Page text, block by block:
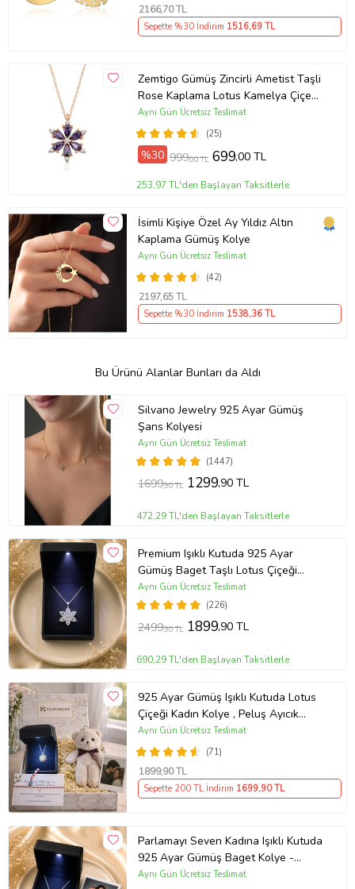
2166,70 TL
Sepette %30 İndirim 1516,69 TL
Zemtigo Gümüş Zincirli Ametist Taşli
Rose Kaplama Lotus Kamelya Çiçeği
Kolye
(25)
Aynı Gün Ücretsiz Teslimat
%30 999,00 TL 699,00 TL
253,97 TL'den Başlayan Taksitlerle
İsimli Kişiye Özel Ay Yıldız Altın
Kaplama Gümüş Kolye
(42)
Aynı Gün Ücretsiz Teslimat
2197,65 TL
Sepette %30 İndirim 1538,36 TL
Bu Ürünü Alanlar Bunları da Aldı
Silvano Jewelry 925 Ayar Gümüş
Şans Kolyesi
(1447)
Aynı Gün Ücretsiz Teslimat
1699,90 TL 1299,90 TL
472,29 TL'den Başlayan Taksitlerle
Premium Işıklı Kutuda 925 Ayar
Gümüş Baget Taşlı Lotus Çiçeği
Kolye
(226)
Aynı Gün Ücretsiz Teslimat
2499,90 TL 1899,90 TL
690,29 TL'den Başlayan Taksitlerle
925 Ayar Gümüş Işıklı Kutuda Lotus
Çiçeği Kadın Kolye , Peluş Ayıcık
Anahtarlık Marteniçka Bileklik,
Polaroid Fotoğraf Hediye
(71)
Aynı Gün Ücretsiz Teslimat
1899,90 TL
Sepette 200 TL İndirim 1699,90 TL
Parlamayı Seven Kadına Işıklı Kutuda
925 Ayar Gümüş Baget Kolye -
Kişiye Özel Fotoğraf Hediye
Aynı Gün Ücretsiz Teslimat